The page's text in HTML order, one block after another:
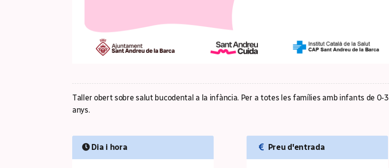
Taller obert sobre salut bucodental a la infància. Per a totes les famílies amb infants de 0-3
anys.
Dia i hora Preu d'entrada